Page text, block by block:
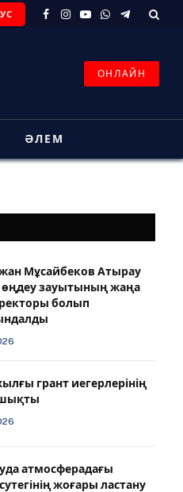
Facebook
Instagram
YouTube
WhatsApp
Telegram
ОНЛАЙН
ӘЛЕМ
Мұсайбеков Атырау
зауытының жаңа
болып
грант иегерлерінің
шықты
атмосферадағы
жоғары ластану